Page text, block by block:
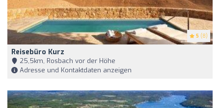
5 (8)
Reisebüro Kurz
25,5km, Rosbach vor der Höhe
Adresse und Kontaktdaten anzeigen